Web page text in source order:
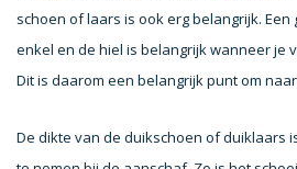
schoen of laars is ook erg belangrijk.
enkel en de hiel is belangrijk wanneer je
Dit is daarom een belangrijk punt om
De dikte van de duikschoen of duiklaars